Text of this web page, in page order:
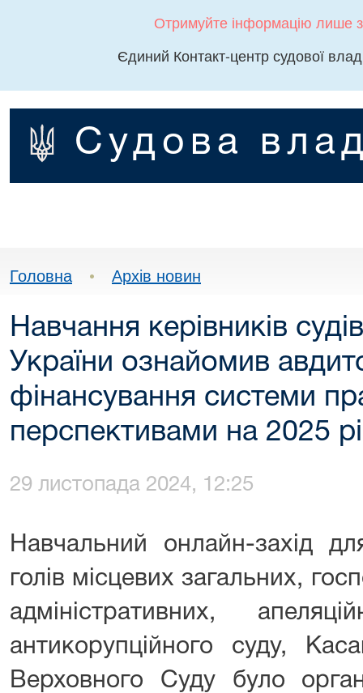
Отримуйте інформацію лише
Єдиний Контакт-центр судової
Судова
Головна • Архів новин
Навчання керівників
України ознайомив
фінансування системи
перспективами на 2025
29 листопада 2024, 12:25
Навчальний онлайн-захід
голів місцевих загальних,
адміністративних,
антикорупційного суду,
Верховного Суду було